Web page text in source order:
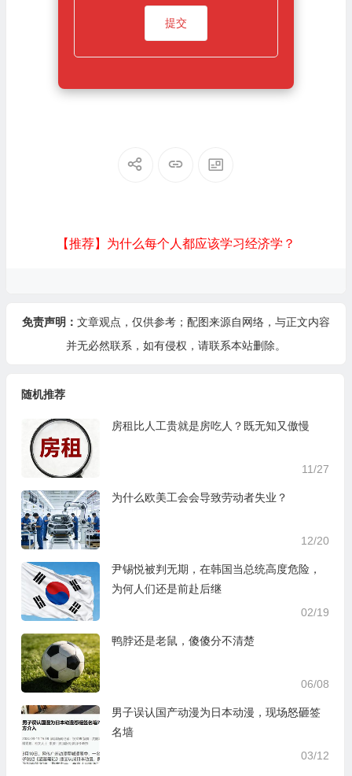
【推荐】为什么每个人都应该学习经济学？
免责声明： 文章观点，仅供参考；配图来源自网络，与正文内容
并无必然联系，如有侵权，请联系本站删除。
随机推荐
房租比人工贵就是房吃人？既无知又傲慢
11/27
为什么欧美工会会导致劳动者失业？
12/20
尹锡悦被判无期，在韩国当总统高度危险，
为何人们还是前赴后继
02/19
鸭脖还是老鼠，傻傻分不清楚
06/08
男子误认国产动漫为日本动漫，现场怒砸签
名墙
03/12